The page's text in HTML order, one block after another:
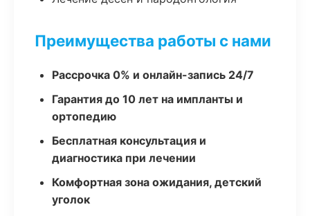
Преимущества работы с нами
Рассрочка 0% и онлайн-запись 24/7
Гарантия до 10 лет на импланты и
ортопедию
Бесплатная консультация и
диагностика при лечении
Комфортная зона ожидания, детский
уголок